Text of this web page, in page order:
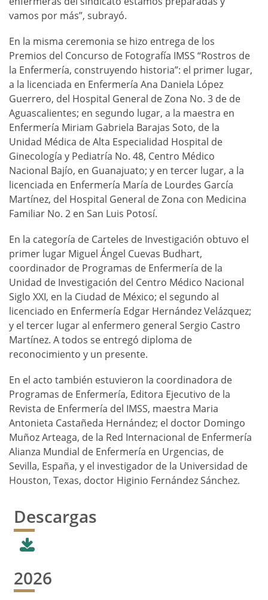
vamos por más”, subrayó.
En la misma ceremonia se hizo entrega de los
Premios del Concurso de Fotografía IMSS “Rostros de
la Enfermería, construyendo historia”: el primer lugar,
a la licenciada en Enfermería Ana Daniela López
Guerrero, del Hospital General de Zona No. 3 de de
Aguascalientes; en segundo lugar, a la maestra en
Enfermería Miriam Gabriela Barajas Soto, de la
Unidad Médica de Alta Especialidad Hospital de
Ginecología y Pediatría No. 48, Centro Médico
Nacional Bajío, en Guanajuato; y en tercer lugar, a la
licenciada en Enfermería María de Lourdes García
Martínez, del Hospital General de Zona con Medicina
Familiar No. 2 en San Luis Potosí.
En la categoría de Carteles de Investigación obtuvo el
primer lugar Miguel Ángel Cuevas Budhart,
coordinador de Programas de Enfermería de la
Unidad de Investigación del Centro Médico Nacional
Siglo XXI, en la Ciudad de México; el segundo al
licenciado en Enfermería Edgar Hernández Velázquez;
y el tercer lugar al enfermero general Sergio Castro
Martínez. A todos se entregó diploma de
reconocimiento y un presente.
En el acto también estuvieron la coordinadora de
Programas de Enfermería, Editora Ejecutivo de la
Revista de Enfermería del IMSS, maestra Maria
Antonieta Castañeda Hernández; el doctor Domingo
Muñoz Arteaga, de la Red Internacional de Enfermería
Alianza Mundial de Enfermería en Urgencias, de
Sevilla, España, y el investigador de la Universidad de
Houston, Texas, doctor Higinio Fernández Sánchez.
Descargas
2026